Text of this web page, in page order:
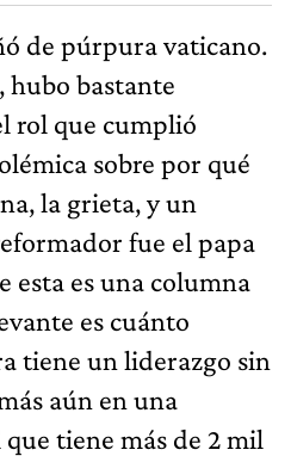
de púrpura vaticano.
hubo bastante
rol que cumplió
sobre por qué
la grieta, y un
fue el papa
esta es una columna
es cuánto
tiene un liderazgo sin
aún en una
tiene más de 2 mil